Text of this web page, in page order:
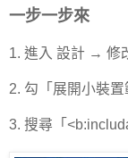
一步一步來
1. 進入 設計 → 修
2. 勾「展開小裝置
3. 搜尋「